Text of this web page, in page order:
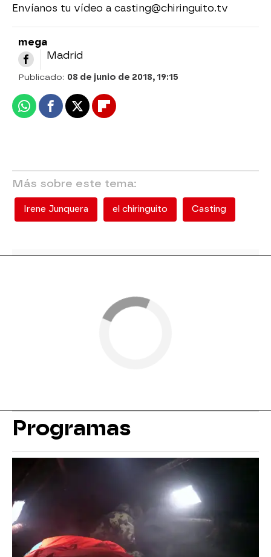
Envíanos tu vídeo a casting@chiringuito.tv
mega
Madrid
Publicado: 08 de junio de 2018, 19:15
WhatsappFacebook
X Flipboard
Más sobre este tema:
Irene Junquera el chiringuito Casting
Programas